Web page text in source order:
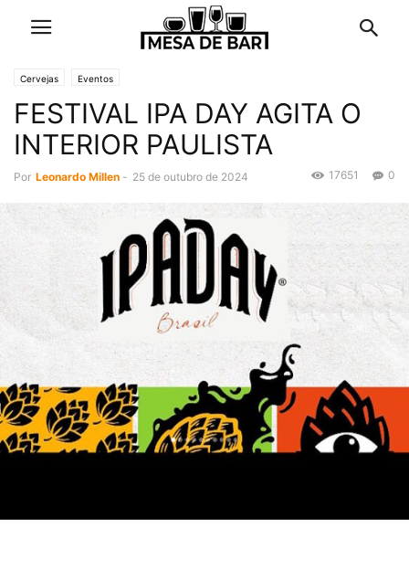
Cervejas Eventos
FESTIVAL IPA DAY AGITA O
INTERIOR PAULISTA
Por Leonardo Millen - 25 de outubro de 2024 0
17651